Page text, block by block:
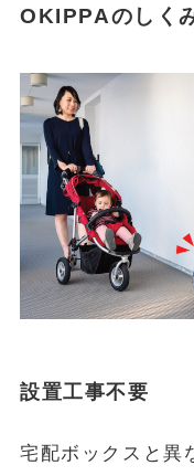
OKIPPAのしく
設置工事不要
宅配ボックスと異